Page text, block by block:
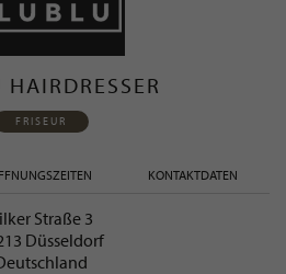
HAIRDRESSER
FRISEUR
KONTAKTDATEN
Straße 3
Düsseldorf